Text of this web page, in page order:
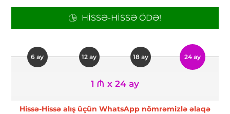
HISSƏ-HISSƏ ÖDƏ!
6 ay 12 ay 18 ay 24 ay
1 ₼ x 24 ay
Hissə-Hissə alış üçün WhatsApp nömrəmizlə əlaqə